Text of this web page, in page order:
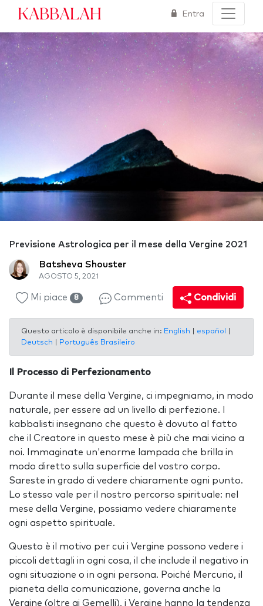
Kabbalah Entra
Previsione Astrologica per il mese della Vergine 2021
Batsheva Shouster
AGOSTO 5, 2021
Mi piace 8 Commenti Condividi
Questo articolo è disponibile anche in: English español
Deutsch
Português Brasileiro
Il Processo di Perfezionamento
Durante il mese della Vergine, ci impegniamo, in modo
naturale, per essere ad un livello di perfezione. I
kabbalisti insegnano che questo è dovuto al fatto
che il Creatore in questo mese è più che mai vicino a
noi. Immaginate un'enorme lampada che brilla in
modo diretto sulla superficie del vostro corpo.
Sareste in grado di vedere chiaramente ogni punto.
Lo stesso vale per il nostro percorso spirituale: nel
mese della Vergine, possiamo vedere chiaramente
ogni aspetto spirituale.
Questo è il motivo per cui i Vergine possono vedere i
piccoli dettagli in ogni cosa, il che include il negativo in
ogni situazione o in ogni persona. Poiché Mercurio, il
pianeta della comunicazione, governa anche la
Vergine (oltre ai Gemelli), i Vergine hanno la tendenza